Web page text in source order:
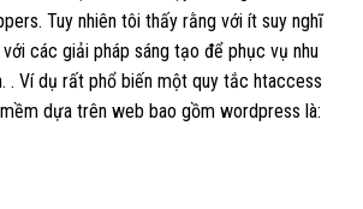
Tuy nhiên tôi thấy rằng với ít suy nghĩ
các giải pháp sáng tạo để phục vụ nhu
. Ví dụ rất phổ biến một quy tắc htaccess
dựa trên web bao gồm wordpress là: